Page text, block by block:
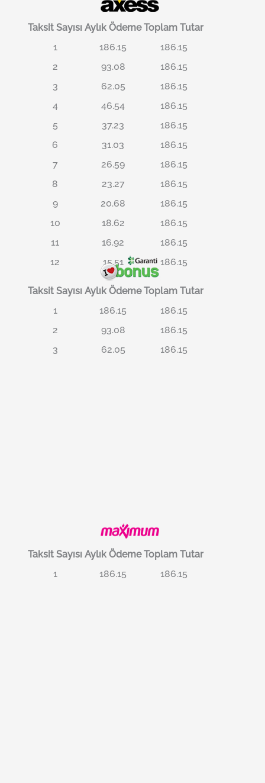
Taksit Sayısı Aylık Ödeme Toplam Tutar
1
186.15
186.15
2
93.08
186.15
3
62.05
186.15
4
46.54
186.15
5
37.23
186.15
6
31.03
186.15
7
26.59
186.15
8
23.27
186.15
9
20.68
186.15
10
18.62
186.15
11
16.92
186.15
12
15.51 186.15
Taksit Sayısı Aylık Ödeme Toplam Tutar
1
186.15
186.15
2
93.08
186.15
3
62.05 186.15
Taksit Sayısı Aylık Ödeme Toplam Tutar
1
186.15 186.15